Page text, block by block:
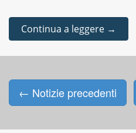
Continua a leggere →
Posts
← Notizie precedenti